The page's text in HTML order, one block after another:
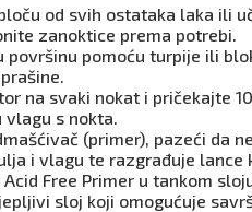
od svih ostataka laka ili
zanoktice prema potrebi.
površinu pomoću turpije ili
na svaki nokat i pričekajte
vlagu s nokta.
(primer), pazeći da
i vlagu te razgrađuje lance
Free Primer u tankom
sloj koji omogućuje